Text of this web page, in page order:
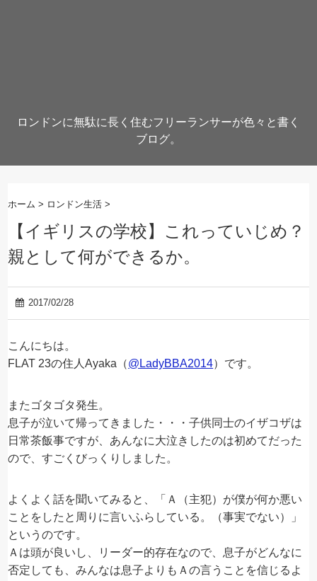
ロンドンに無駄に長く住むフリーランサーが色々と書く
ブログ。
ホーム > ロンドン生活 >
【イギリスの学校】これっていじめ？
親として何ができるか。
2017/02/28
こんにちは。
FLAT 23の住人Ayaka（@LadyBBA2014）です。
またゴタゴタ発生。
息子が泣いて帰ってきました・・・子供同士のイザコザは
日常茶飯事ですが、あんなに大泣きしたのは初めてだった
ので、すごくびっくりしました。
よくよく話を聞いてみると、「Ａ（主犯）が僕が何か悪い
ことをしたと周りに言いふらしている。（事実でない）」
というのです。
Ａは頭が良いし、リーダー的存在なので、息子がどんなに
否定しても、みんなは息子よりもＡの言うことを信じるよ